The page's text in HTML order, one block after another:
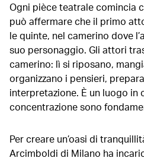
Ogni pièce teatrale comincia
può affermare che il primo
le quinte, nel camerino dove
suo personaggio. Gli attori
camerino: lì si riposano,
organizzano i pensieri,
interpretazione. È un luogo in
concentrazione sono
Per creare un’oasi di
Arcimboldi di Milano ha